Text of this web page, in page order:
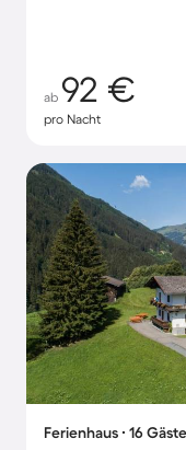
ab 92 €
pro Nacht
Ferienhaus ∙ 16